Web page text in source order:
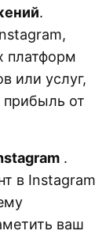
.
платформ
или услуг,
прибыль от
.
в Instagram
ваш